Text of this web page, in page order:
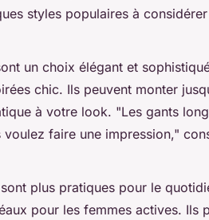
styles populaires à
un choix élégant et
chic. Ils peuvent monter
à votre look. "Les gants
voulez faire une impression,"
sont plus pratiques pour le
pour les femmes actives. Ils